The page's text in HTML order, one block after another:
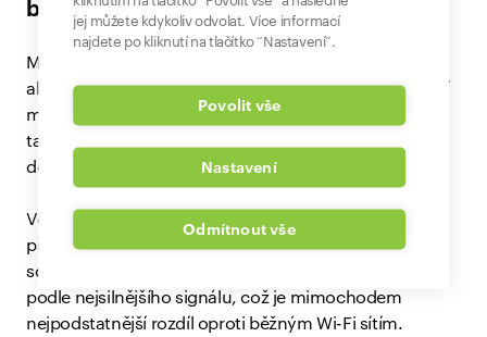
bezdrátová alternativa
Mobilní 5G technologie se rychle stává praktickou
alternativou i pro domácí internet. Poskytovatelé, kteří
mají zakoupenou licenci, nabízejí na této síti zatím
tarify
domácností.
Velkou výhodou technologie (zatím) není rychlost
připojení, ale právělicencované frekvencea
schopnost přijímací antény měnit frekvenční pásma
podle nejsilnějšího signálu, což je mimochodem
nejpodstatnější rozdíl oproti běžným Wi-Fi sítím.
jej můžete kdykoliv odvolat. Více informací
najdete po kliknutí na tlačítko “Nastavení”.
Povolit vše
Nastavení
Odmítnout vše